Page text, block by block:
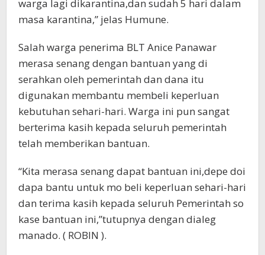
warga lagi dikarantina,dan sudah 5 hari dalam
masa karantina,” jelas Humune.
Salah warga penerima BLT Anice Panawar
merasa senang dengan bantuan yang di
serahkan oleh pemerintah dan dana itu
digunakan membantu membeli keperluan
kebutuhan sehari-hari. Warga ini pun sangat
berterima kasih kepada seluruh pemerintah
telah memberikan bantuan.
“Kita merasa senang dapat bantuan ini,depe doi
dapa bantu untuk mo beli keperluan sehari-hari
dan terima kasih kepada seluruh Pemerintah so
kase bantuan ini,”tutupnya dengan dialeg
manado. ( ROBIN ).